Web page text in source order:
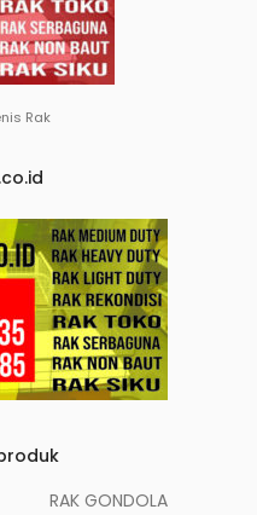
Rak
RAK GONDOLA